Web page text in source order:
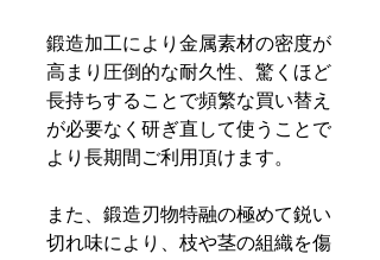
鍛造加工により金属素材の密度が
高まり圧倒的な耐久性、驚くほど
長持ちすることで頻繁な買い替え
が必要なく研ぎ直して使うことで
より長期間ご利用頂けます。
また、鍛造刃物特融の極めて鋭い
切れ味により、枝や茎の組織を傷